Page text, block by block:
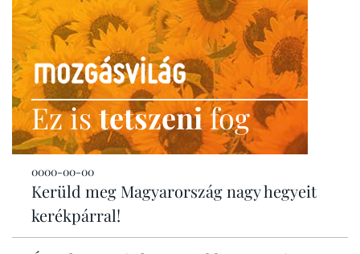
Ez istetszenifog
0000-00-00
Kerüld meg Magyarország nagy hegyeit
kerékpárral!